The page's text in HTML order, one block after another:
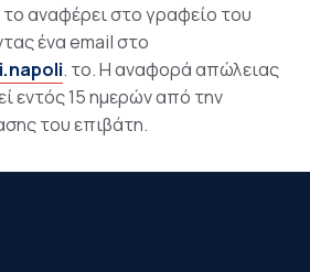
αναφέρει στο γραφείο του
ένα email στο
. το. Η αναφορά απώλειας
εντός 15 ημερών από την
του επιβάτη.